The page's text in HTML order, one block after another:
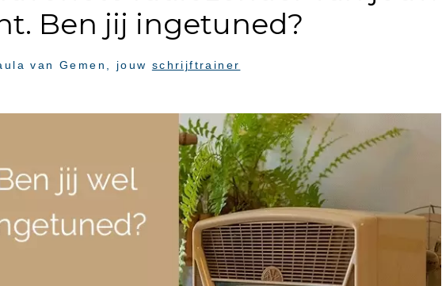
Ben jij ingetuned?
van Gemen , jouw schrijftrainer